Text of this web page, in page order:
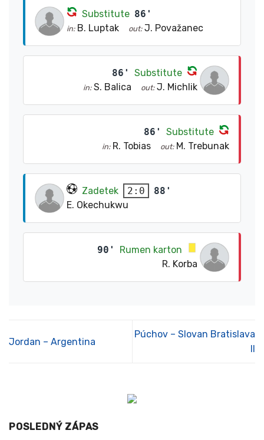
Substitute 86'
in: B. Luptak out: J. Považanec
86' Substitute
in: S. Balica out: J. Michlik
86' Substitute
in: R. Tobias out: M. Trebunak
Zadetek 2:0
88'
E. Okechukwu
90'
Rumen karton
R. Korba
Jordan – Argentina
Púchov – Slovan Bratislava
POSLEDNÝ ZÁPAS